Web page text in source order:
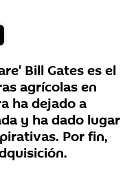
Bill Gates es el
agrícolas en
ha dejado a
y ha dado lugar
Por fin,